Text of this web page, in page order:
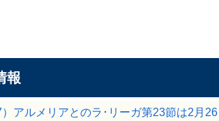
報
）アルメリアとのラ･リーガ第23節は2月